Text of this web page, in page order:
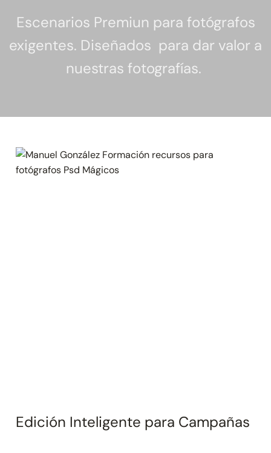
Escenarios Premiun para fotógrafos
exigentes. Diseñados para dar valor a
nuestras fotografías.
Edición Inteligente para Campañas